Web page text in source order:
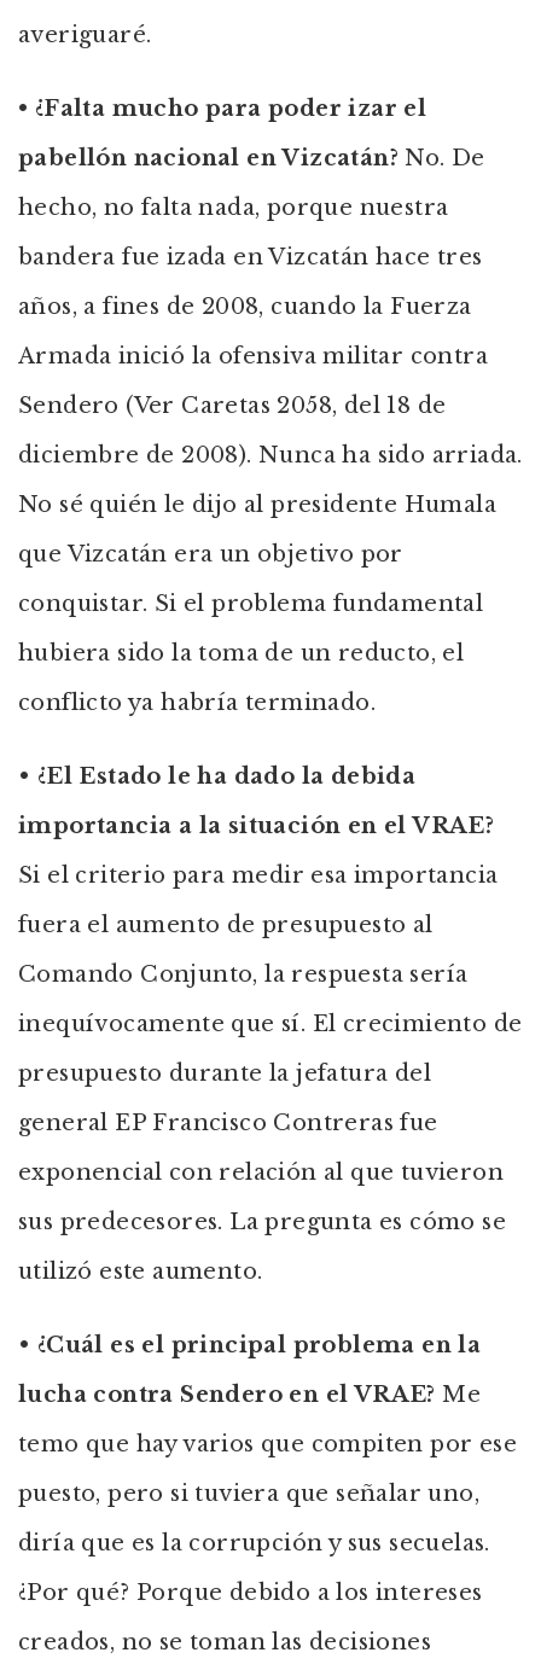
averiguaré.
• ¿Falta mucho para poder izar el
pabellón nacional en Vizcatán?No. De
hecho, no falta nada, porque nuestra
bandera fue izada en Vizcatán hace tres
años, a fines de 2008, cuando la Fuerza
Armada inició la ofensiva militar contra
Sendero (Ver Caretas 2058, del 18 de
diciembre de 2008). Nunca ha sido arriada.
No sé quién le dijo al presidente Humala
que Vizcatán era un objetivo por
conquistar. Si el problema fundamental
hubiera sido la toma de un reducto, el
conflicto ya habría terminado.
• ¿El Estado le ha dado la debida
importancia a la situación en el VRAE?
Si el criterio para medir esa importancia
fuera el aumento de presupuesto al
Comando Conjunto, la respuesta sería
inequívocamente que sí. El crecimiento de
presupuesto durante la jefatura del
general EP Francisco Contreras fue
exponencial con relación al que tuvieron
sus predecesores. La pregunta es cómo se
utilizó este aumento.
• ¿Cuál es el principal problema en la
lucha contra Sendero en el VRAE? Me
temo que hay varios que compiten por ese
puesto, pero si tuviera que señalar uno,
diría que es la corrupción y sus secuelas.
¿Por qué? Porque debido a los intereses
creados, no se toman las decisiones